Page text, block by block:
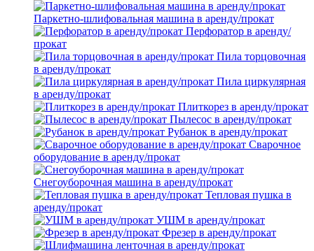
Паркетно-шлифовальная машина в аренду/прокат
Перфоратор в аренду/
прокат
Пила торцовочная
в аренду/прокат
Пила циркулярная
в аренду/прокат
Плиткорез в аренду/прокат
Пылесос в аренду/прокат
Рубанок в аренду/прокат
Сварочное
оборудование в аренду/прокат
Снегоуборочная машина в аренду/прокат
Тепловая пушка в
аренду/прокат
УШМ в аренду/прокат
Фрезер в аренду/прокат